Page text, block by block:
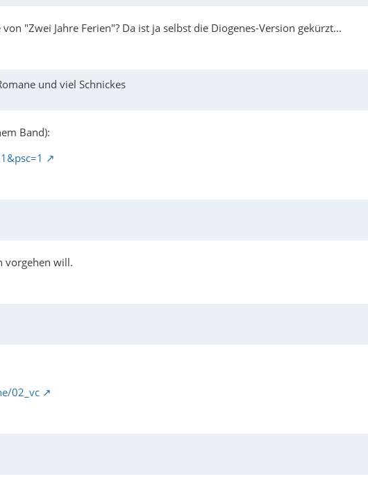
"Zwei Jahre Ferien"? Da ist ja selbst die Diogenes-Version gekürzt...
und viel Schnickes
Band):
vorgehen will.
02_vc